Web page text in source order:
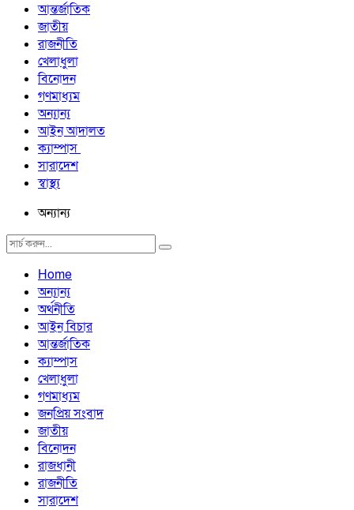
আন্তর্জাতিক
জাতীয়
রাজনীতি
খেলাধুলা
বিনোদন
গণমাধ্যম
অন্যান্য
আইন আদালত
ক্যাম্পাস
সারাদেশ
স্বাস্থ্য
অন্যান্য
Home
অন্যান্য
অর্থনীতি
আইন বিচার
আন্তর্জাতিক
ক্যাম্পাস
খেলাধুলা
গণমাধ্যম
জনপ্রিয় সংবাদ
জাতীয়
বিনোদন
রাজধানী
রাজনীতি
সারাদেশ